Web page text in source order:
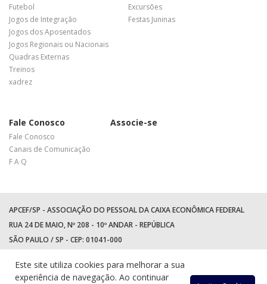
Futebol
Jogos de Integração
Jogos dos Aposentados
Jogos Regionais ou Nacionais
Quadras Externas
Treinos
xadrez
Excursões
Festas Juninas
Fale Conosco
Fale Conosco
Canais de Comunicação
F A Q
Associe-se
APCEF/SP - ASSOCIAÇÃO DO PESSOAL DA CAIXA ECONÔMICA FEDERAL
RUA 24 DE MAIO, Nº 208 - 10º ANDAR - REPÚBLICA
SÃO PAULO / SP - CEP: 01041-000
WhatsApp: (11) 94597-5758
Este site utiliza cookies para melhorar a sua
experiência de navegação. Ao continuar